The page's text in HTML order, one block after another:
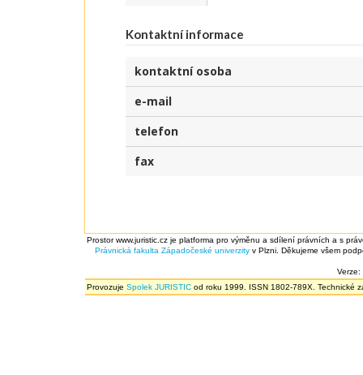
Kontaktní informace
kontaktní osoba
e-mail
telefon
fax
Prostor www.juristic.cz je platforma pro výměnu a sdílení právních a s
Právnická fakulta Západočeské univerzity v Plzni. Děkujeme všem
Verze:
Provozuje Spolek JURISTIC od roku 1999. ISSN 1802-789X. Technické